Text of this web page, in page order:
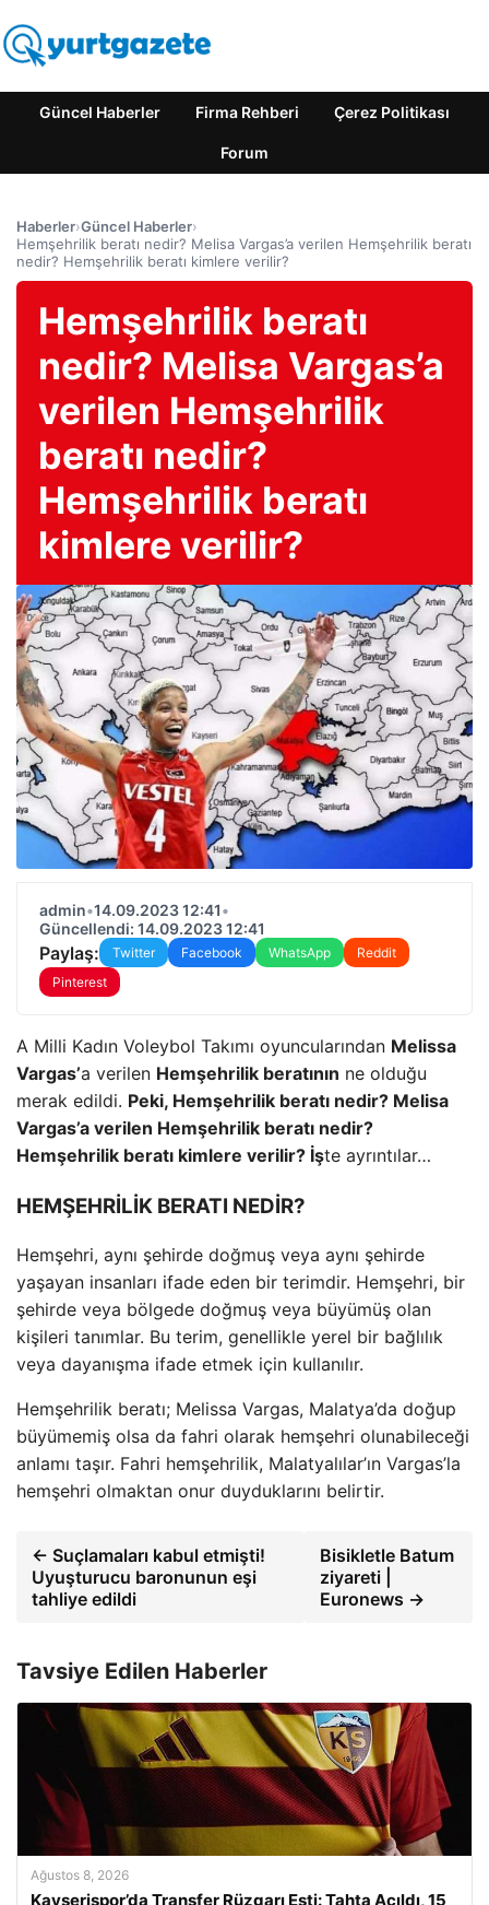
Güncel Haberler Firma Rehberi Çerez Politikası
Forum
Haberler›Güncel Haberler›
Hemşehrilik beratı nedir? Melisa Vargas’a verilen Hemşehrilik beratı
nedir? Hemşehrilik beratı kimlere verilir?
Hemşehrilik beratı
nedir? Melisa Vargas’a
verilen Hemşehrilik
beratı nedir?
Hemşehrilik beratı
kimlere verilir?
admin•14.09.2023 12:41•
Güncellendi: 14.09.2023 12:41
Paylaş: Twitter Facebook WhatsApp
Reddit
Pinterest
A Milli Kadın Voleybol Takımı oyuncularından Melissa
Vargas’a verilen Hemşehrilik beratının ne olduğu
merak edildi. Peki, Hemşehrilik beratı nedir? Melisa
Vargas’a verilen Hemşehrilik beratı nedir?
Hemşehrilik beratı kimlere verilir? İşte ayrıntılar…
HEMŞEHRİLİK BERATI NEDİR?
Hemşehri, aynı şehirde doğmuş veya aynı şehirde
yaşayan insanları ifade eden bir terimdir. Hemşehri, bir
şehirde veya bölgede doğmuş veya büyümüş olan
kişileri tanımlar. Bu terim, genellikle yerel bir bağlılık
veya dayanışma ifade etmek için kullanılır.
Hemşehrilik beratı; Melissa Vargas, Malatya’da doğup
büyümemiş olsa da fahri olarak hemşehri olunabileceği
anlamı taşır. Fahri hemşehrilik, Malatyalılar’ın Vargas’la
hemşehri olmaktan onur duyduklarını belirtir.
← Suçlamaları kabul etmişti!
Uyuşturucu baronunun eşi
tahliye edildi
Bisikletle Batum
ziyareti |
Euronews →
Tavsiye Edilen Haberler
Ağustos 8, 2026
Kayserispor’da Transfer Rüzgarı Esti: Tahta Açıldı, 15